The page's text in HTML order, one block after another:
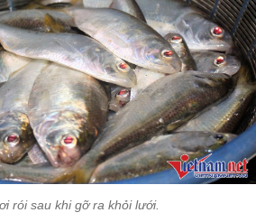
rói sau khi gỡ ra khỏi lưới.